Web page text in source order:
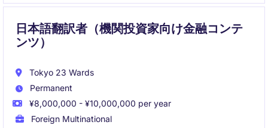
とサービス成長をリードします。
日本語翻訳者（機関投資家向け金融コンテ
ンツ）
Tokyo 23 Wards
Permanent
¥8,000,000 - ¥10,000,000 per year
Foreign Multinational